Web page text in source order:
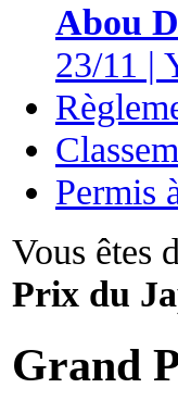
Abou
23/11 |
Permis
Vous êtes
Prix du
Grand